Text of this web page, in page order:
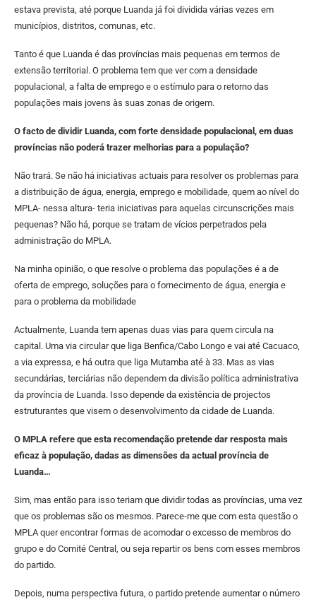
estava prevista, até porque Luanda já foi dividida várias vezes em
municípios, distritos, comunas, etc.
Tanto é que Luanda é das províncias mais pequenas em termos de
extensão territorial. O problema tem que ver com a densidade
populacional, a falta de emprego e o estímulo para o retorno das
populações mais jovens às suas zonas de origem.
O facto de dividir Luanda, com forte densidade populacional, em duas
províncias não poderá trazer melhorias para a população?
Não trará. Se não há iniciativas actuais para resolver os problemas para
a distribuição de água, energia, emprego e mobilidade, quem ao nível do
MPLA- nessa altura- teria iniciativas para aquelas circunscrições mais
pequenas? Não há, porque se tratam de vícios perpetrados pela
administração do MPLA.
Na minha opinião, o que resolve o problema das populações é a de
oferta de emprego, soluções para o fornecimento de água, energia e
para o problema da mobilidade
Actualmente, Luanda tem apenas duas vias para quem circula na
capital. Uma via circular que liga Benfica/Cabo Longo e vai até Cacuaco,
a via expressa, e há outra que liga Mutamba até à 33. Mas as vias
secundárias, terciárias não dependem da divisão política administrativa
da província de Luanda. Isso depende da existência de projectos
estruturantes que visem o desenvolvimento da cidade de Luanda.
O MPLA refere que esta recomendação pretende dar resposta mais
eficaz à população, dadas as dimensões da actual província de
Luanda…
Sim, mas então para isso teriam que dividir todas as províncias, uma vez
que os problemas são os mesmos. Parece-me que com esta questão o
MPLA quer encontrar formas de acomodar o excesso de membros do
grupo e do Comité Central, ou seja repartir os bens com esses membros
do partido.
Depois, numa perspectiva futura, o partido pretende aumentar o número